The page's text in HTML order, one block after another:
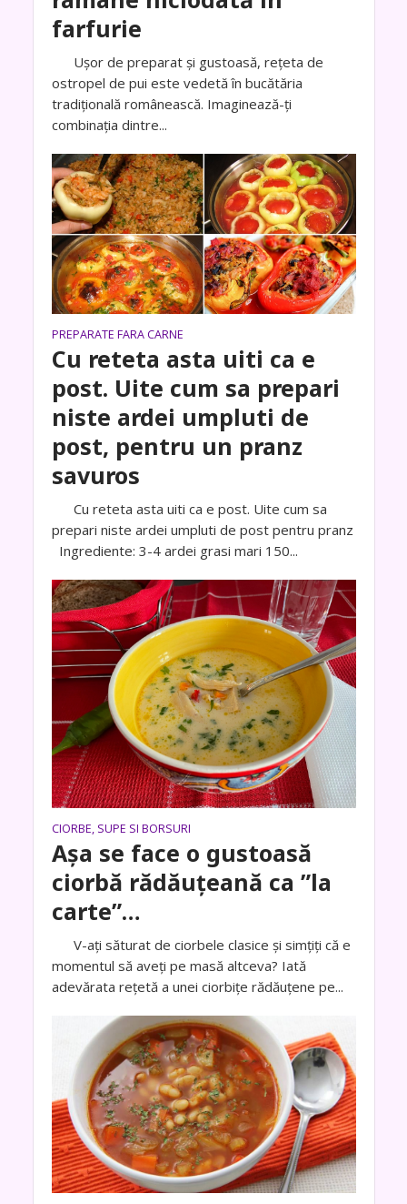
farfurie
Ușor de preparat și gustoasă, rețeta de
ostropel de pui este vedetă în bucătăria
tradițională românească. Imaginează-ți
combinația dintre...
PREPARATE FARA CARNE
Cu reteta asta uiti ca e
post. Uite cum sa prepari
niste ardei umpluti de
post, pentru un pranz
savuros
Cu reteta asta uiti ca e post. Uite cum sa
prepari niste ardei umpluti de post pentru pranz
Ingrediente: 3-4 ardei grasi mari 150...
CIORBE, SUPE SI BORSURI
Așa se face o gustoasă
ciorbă rădăuțeană ca ”la
carte”…
V-ați săturat de ciorbele clasice și simțiți că e
momentul să aveți pe masă altceva? Iată
adevărata rețetă a unei ciorbițe rădăuțene pe...